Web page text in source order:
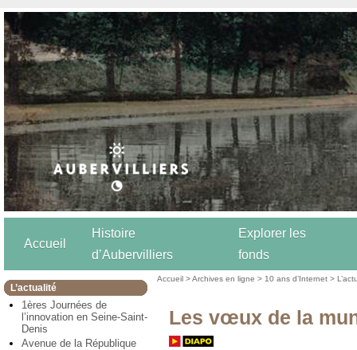
Accueil
Histoire
d’Aubervilliers
Explorer les
fonds
L’actualité
1ères Journées de
l’innovation en Seine-Saint-
Denis
Avenue de la République
Accueil >Archives en ligne > 10 ans d’Internet >
Les vœux de la